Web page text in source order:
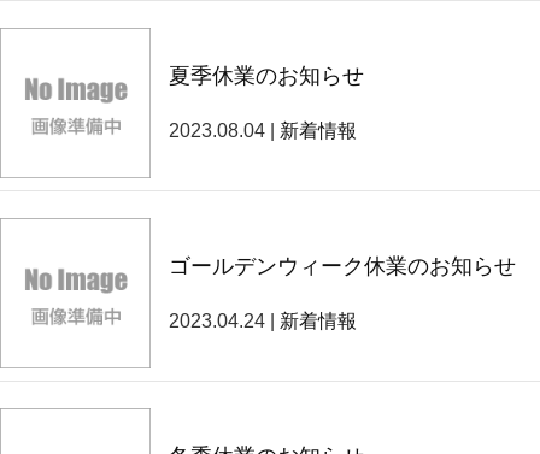
夏季休業のお知らせ
2023.08.04 | 新着情報
ゴールデンウィーク休業のお知らせ
2023.04.24 | 新着情報